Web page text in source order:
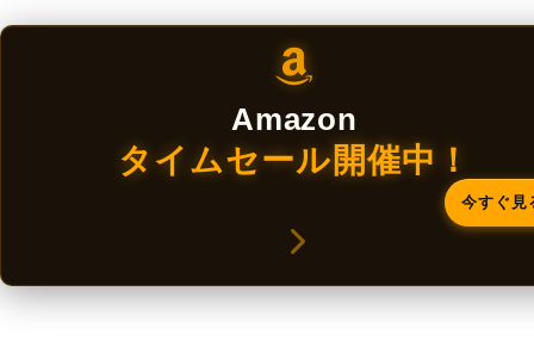
Amazon
タイムセール開催中！
今すぐ見